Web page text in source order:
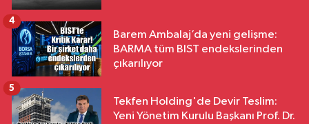
Barem Ambalaj’da yeni gelişme:
BARMA tüm BIST endekslerinden
çıkarılıyor
4
Tekfen Holding'de Devir Teslim:
Yeni Yönetim Kurulu Başkanı Prof. Dr.
5